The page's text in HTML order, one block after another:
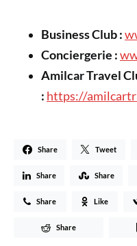
Business Club :
Conciergerie :
Amilcar Travel
: https://
Share Tweet
Share Share
Share Like
Share